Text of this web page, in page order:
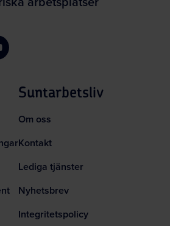
Suntarbetsliv
Om oss
Kontakt
Lediga tjänster
Nyhetsbrev
Integritetspolicy